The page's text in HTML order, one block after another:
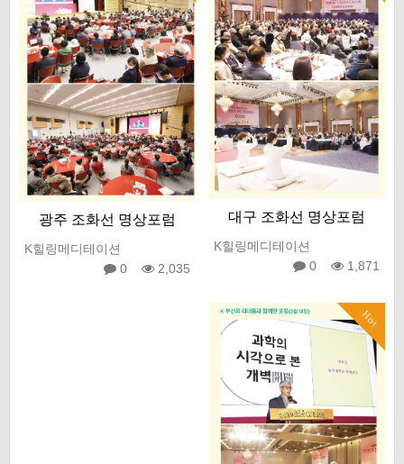
광주 조화선 명상포럼
K힐링메디테이션
0
2,035
대구 조화선 명상포럼
K힐링메디테이션
0
1,871
Hot